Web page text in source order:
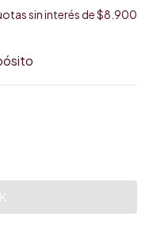
sin interés de$8.900